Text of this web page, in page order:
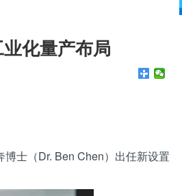
化量产布局
士（Dr. Ben Chen）出任新设置